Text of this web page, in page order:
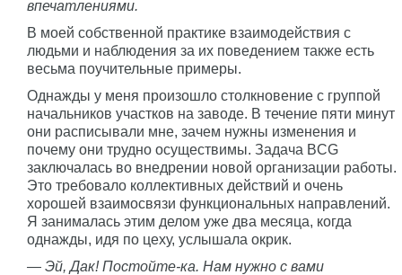
впечатлениями.
В моей собственной практике взаимодействия с
людьми и наблюдения за их поведением также есть
весьма поучительные примеры.
Однажды у меня произошло столкновение с группой
начальников участков на заводе. В течение пяти минут
они расписывали мне, зачем нужны изменения и
почему они трудно осуществимы. Задача BCG
заключалась во внедрении новой организации работы.
Это требовало коллективных действий и очень
хорошей взаимосвязи функциональных направлений.
Я занималась этим делом уже два месяца, когда
однажды, идя по цеху, услышала окрик.
— Эй, Дак! Постойте-ка. Нам нужно с вами